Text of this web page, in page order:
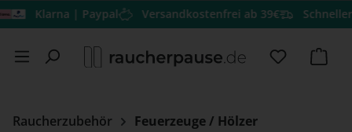
Zum Hauptinhalt springen
Klarna | Paypal Versandkostenfrei ab 39€ Schneller
Du hast
Raucherzubehör Feuerzeuge / Hölzer